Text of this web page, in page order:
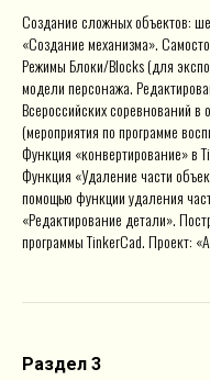
Создание сложных объектов:
«Создание механизма».
Режимы Блоки/Blocks (для
модели персонажа.
Всероссийских соревнований в
(мероприятия по программе
Функция «конвертирование» в
Функция «Удаление части
помощью функции удаления
«Редактирование детали».
программы TinkerCad. Проект:
Раздел 3